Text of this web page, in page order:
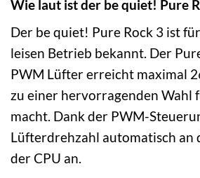
Wie laut ist der be quiet! Pure
Der be quiet! Pure Rock 3 ist
leisen Betrieb bekannt. Der
PWM Lüfter erreicht maximal
zu einer hervorragenden Wahl
macht. Dank der PWM-
Lüfterdrehzahl automatisch an
der CPU an.